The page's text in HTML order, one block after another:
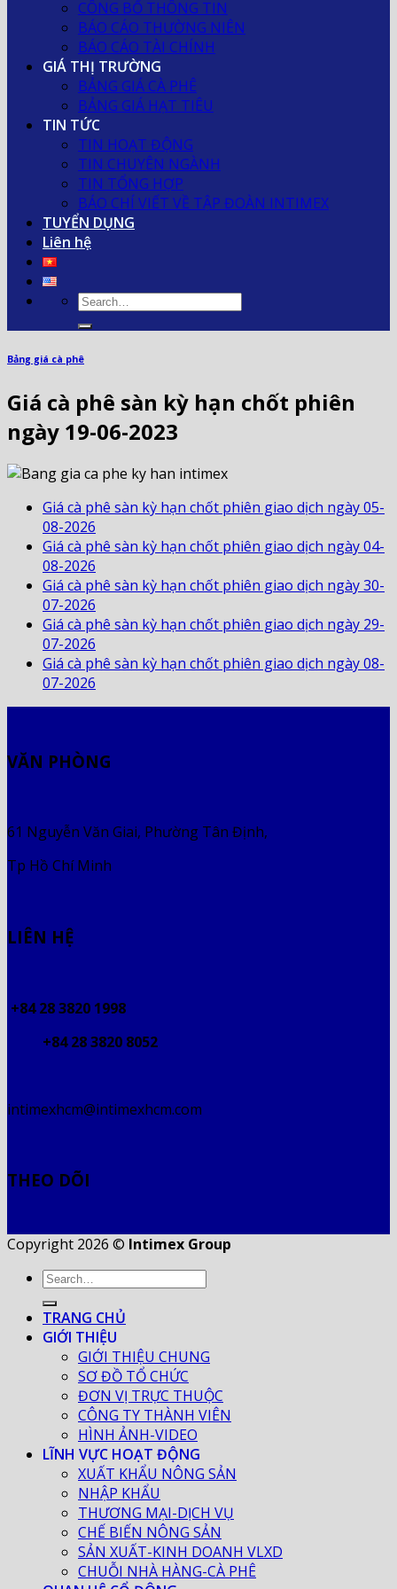
CÔNG BỐ THÔNG TIN
BÁO CÁO THƯỜNG NIÊN
BÁO CÁO TÀI CHÍNH
GIÁ THỊ TRƯỜNG
BẢNG GIÁ CÀ PHÊ
BẢNG GIÁ HẠT TIÊU
TIN TỨC
TIN HOẠT ĐỘNG
TIN CHUYÊN NGÀNH
TIN TỔNG HỢP
BÁO CHÍ VIẾT VỀ TẬP ĐOÀN INTIMEX
TUYỂN DỤNG
Liên hệ
Bảng giá cà phê
Giá cà phê sàn kỳ hạn chốt phiên
ngày 19-06-2023
Giá cà phê sàn kỳ hạn chốt phiên giao dịch ngày 05-
08-2026
Giá cà phê sàn kỳ hạn chốt phiên giao dịch ngày 04-
08-2026
Giá cà phê sàn kỳ hạn chốt phiên giao dịch ngày 30-
07-2026
Giá cà phê sàn kỳ hạn chốt phiên giao dịch ngày 29-
07-2026
Giá cà phê sàn kỳ hạn chốt phiên giao dịch ngày 08-
07-2026
VĂN PHÒNG
61 Nguyễn Văn Giai, Phường Tân Định,
Tp Hồ Chí Minh
LIÊN HỆ
+84 28 3820 1998
+84 28 3820 8052
intimexhcm@intimexhcm.com
THEO DÕI
Copyright 2026 © Intimex Group
TRANG CHỦ
GIỚI THIỆU
GIỚI THIỆU CHUNG
SƠ ĐỒ TỔ CHỨC
ĐƠN VỊ TRỰC THUỘC
CÔNG TY THÀNH VIÊN
HÌNH ẢNH-VIDEO
LĨNH VỰC HOẠT ĐỘNG
XUẤT KHẨU NÔNG SẢN
NHẬP KHẨU
THƯƠNG MẠI-DỊCH VỤ
CHẾ BIẾN NÔNG SẢN
SẢN XUẤT-KINH DOANH VLXD
CHUỖI NHÀ HÀNG-CÀ PHÊ